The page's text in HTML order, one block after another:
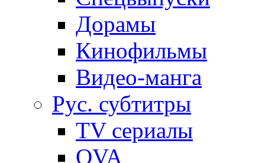
Дорамы
Кинофильмы
Видео-манга
Рус. субтитры
TV сериалы
OVA